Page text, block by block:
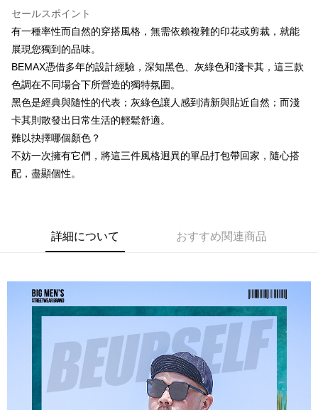
一、 AFTEE代金後払いについて
1.お支払い方法でAFTEE代金後払いを選択すると、携帯電話認証ウィンド
ウが表示されます。
3.注文するときのお支払いは不要です。商品はご指定の住所に配送されま
す。
4.ご注文が完了すると、携帯に支払い通知のSMSが届きます。アプリ会員
の場合は、AFTEE アプリプッシュ通知が届きます。
5.商品受け取り時のお支払いは不要です。商品を確かめてから、SMSまた
はアプリの通知に従って、4大コンビニ、またはATM/オンラインバンキン
グでお支払いください。
代金納付期限は最短で 14 日以内ですので、ご注意ください。AFTEE アプ
とに計算されます。AFTEEで注文すると、商品を受け取るまで支払い期限
を延長できますが、商品を期限内に受け取れない場合があります（例：予
二、支払い限度額
1.初回 AFTEEを ご利用の際に、認証結果及び当社の審査の結果に基づ
2.決済金額は最低NT$20です。
3.現在、台湾の会員のみご利用いただけます。
三、利用規約「AFTEE代金後払い」（以下当サービスという）はネットプ
ロテクションズ（以下 AFTEE という）が提供し、AFTEEが代金を徴収し
ます。当サービスご利用の際に提供しなければならない個人情報（注文者
ATM払い
配送方法
全家付款取貨
配送毎にNT$150
7-11付款取貨
配送毎にNT$80、NT$1,200以上で送料無料
宅配
セールスポイント
有一種率性而自然的穿搭風格，無需依賴複雜的印花或剪裁，就能
展現您獨到的品味。
BEMAX憑借多年的設計經驗，深知黑色、灰綠色和淺卡其，這三款
色調在不同場合下所營造的獨特氛圍。
黑色是經典與隨性的代表；灰綠色讓人感到清新與貼近自然；而淺
卡其則散發出日常生活的輕鬆舒適。
難以抉擇哪個顏色？
不妨一次擁有它們，將這三件風格迥異的單品打包帶回家，隨心搭
配，盡顯個性。
詳細について おすすめ関連商品